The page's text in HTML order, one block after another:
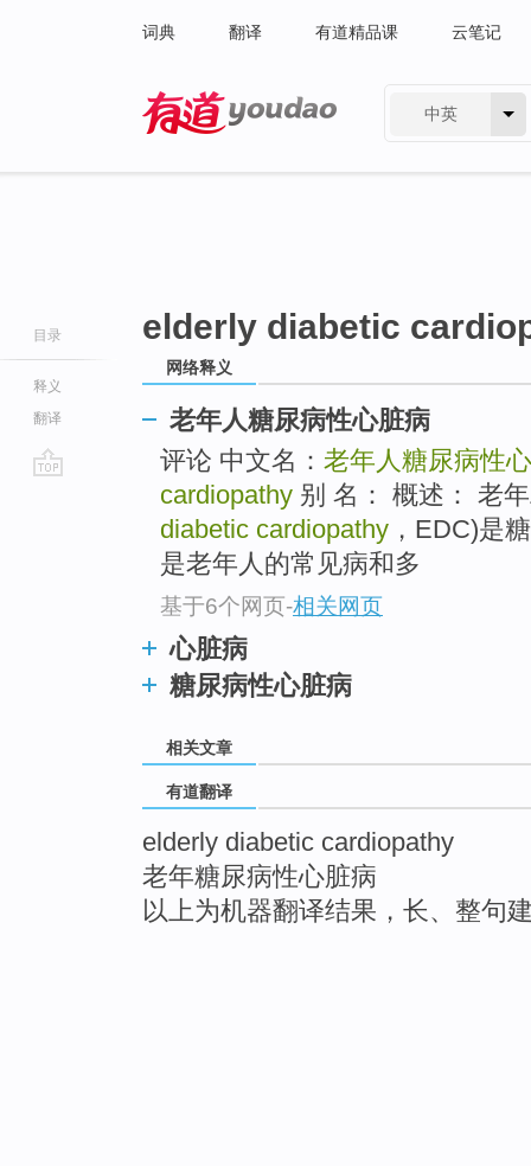
词典 翻译 有道精品课 云笔记
中英
目录
释义
翻译
elderly diabetic
网络释义
老年人糖尿病性心脏病
评论 中文名： 老年人糖尿病性
cardiopathy 别 名： 概述： 老
diabetic cardiopathy ，EDC)是
是老年人的常见病和多
基于6个网页-相关网页
心脏病
糖尿病性心脏病
相关文章
有道翻译
elderly diabetic cardiopathy
老年糖尿病性心脏病
以上为机器翻译结果，长、整句